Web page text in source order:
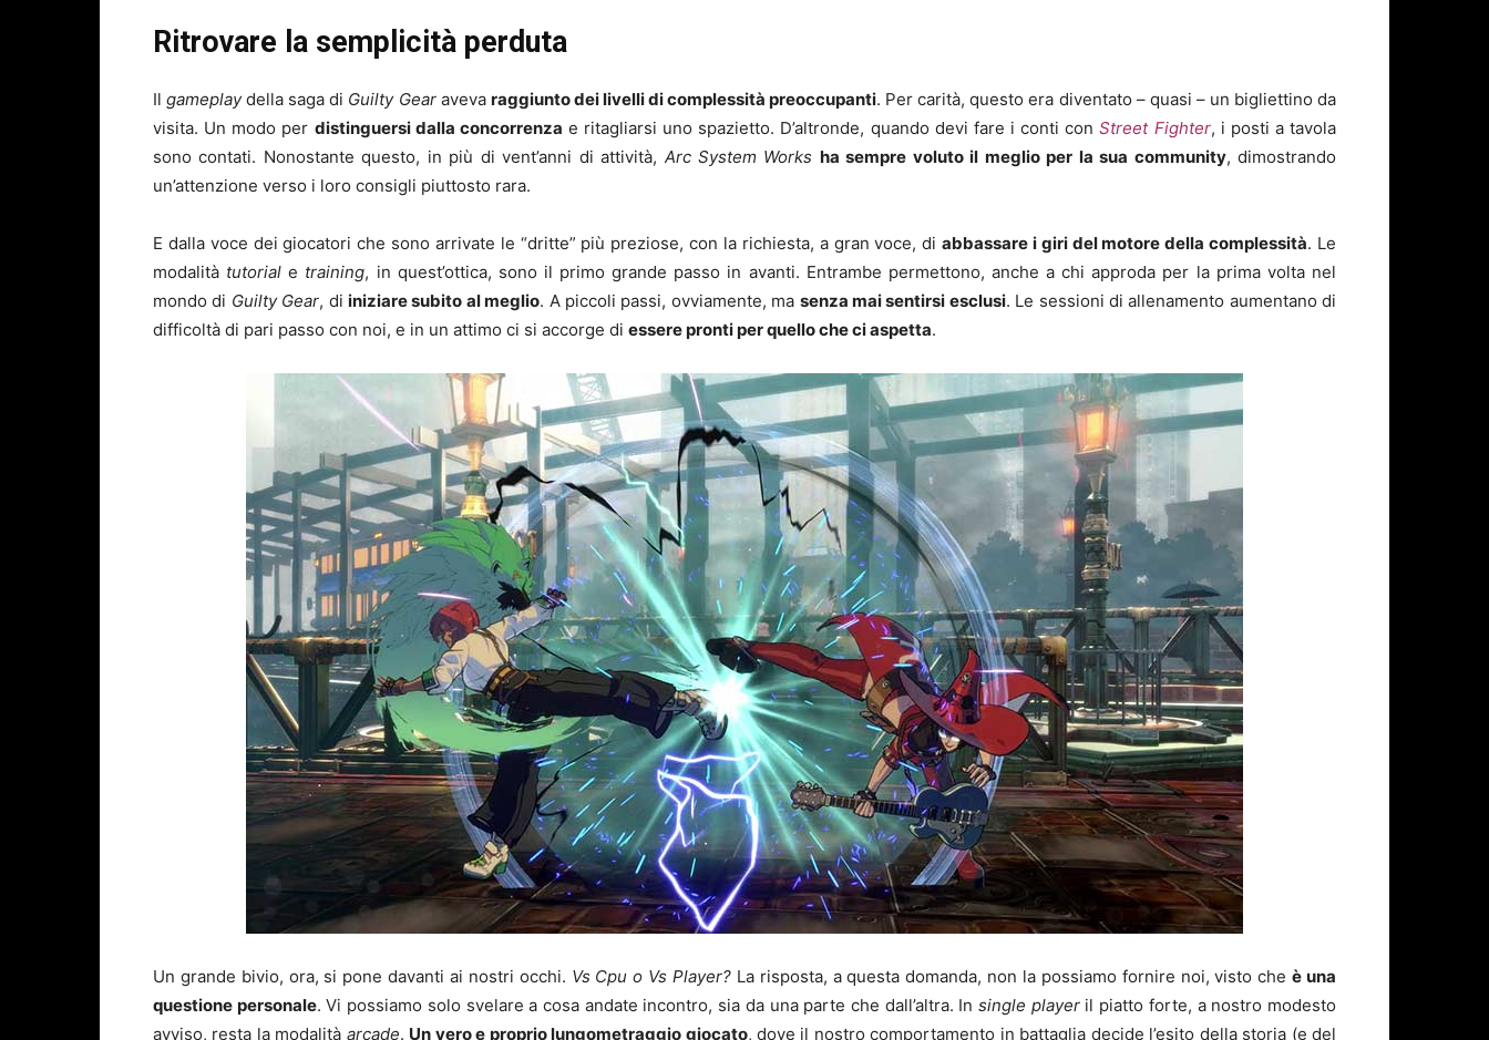
Ritrovare la semplicità perduta
Ilgameplaydella saga di Guilty Gearaveva raggiunto dei livelli di complessità preoccupanti. Per carità, questo era diventato – quasi – un bigliettino da
visita. Un modo per distinguersi dalla concorrenza e ritagliarsi uno spazietto. D’altronde, quando devi fare i conti conStreet Fighter, i posti a tavola
sono contati. Nonostante questo, in più di vent’anni di attività, Arc System Works ha sempre voluto il meglio per la sua community, dimostrando
un’attenzione verso i loro consigli piuttosto rara.
E dalla voce dei giocatori che sono arrivate le “dritte” più preziose, con la richiesta, a gran voce, diabbassare i giri del motore della complessità. Le
modalità tutorial e training, in quest’ottica, sono il primo grande passo in avanti. Entrambe permettono, anche a chi approda per la prima volta nel
mondo di Guilty Gear, di iniziare subito al meglio. A piccoli passi, ovviamente, ma senza mai sentirsi esclusi. Le sessioni di allenamento aumentano di
difficoltà di pari passo con noi, e in un attimo ci si accorge di essere pronti per quello che ci aspetta.
Un grande bivio, ora, si pone davanti ai nostri occhi. Vs Cpu o Vs Player? La risposta, a questa domanda, non la possiamo fornire noi, visto cheè una
questione personale. Vi possiamo solo svelare a cosa andate incontro, sia da una parte che dall’altra. Insingle playeril piatto forte, a nostro modesto
avviso, resta la modalità arcade. Un vero e proprio lungometraggio giocato, dove il nostro comportamento in battaglia decide l’esito della storia (e del